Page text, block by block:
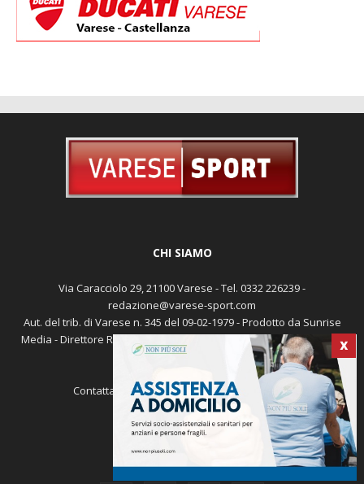
X
CHI SIAMO
Via Caracciolo 29, 21100 Varese - Tel. 0332 226239 -
redazione@varese-sport.com
Aut. del trib. di Varese n. 345 del 09-02-1979 - Prodotto da Sunrise
Media - Direttore Responsabile: Michele Marocco -Cookie policy
Pubblicità
Contattaci: redazione@varese-sport.com
SEGUICI